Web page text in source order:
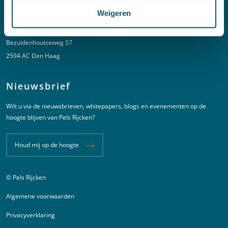
Weigeren
New Babylon
Bezuidenhoutseweg 57
2594 AC Den Haag
Nieuwsbrief
Wilt u via de nieuwsbrieven, whitepapers, blogs en evenementen op de
hoogte blijven van Pels Rijcken?
Houd mij op de hoogte
Juridische informatie
© Pels Rijcken
Algemene voorwaarden
Privacyverklaring